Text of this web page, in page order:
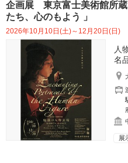
企画展 東京富士美術館所
たち、心のもよう 」
2026年10月10日(土)～12月20日(日)
人
名
展